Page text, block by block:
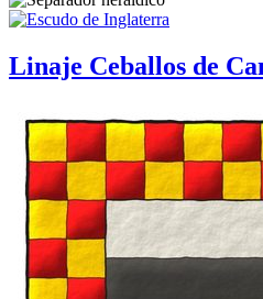
Linaje Ceballos de